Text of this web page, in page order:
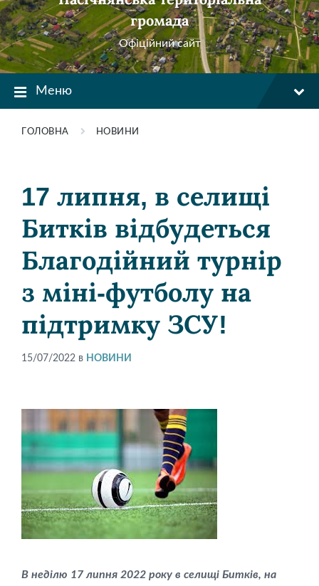
громада
Офіційний сайт
Меню
ГОЛОВНА НОВИНИ
17 липня, в селищі
Битків відбудеться
Благодійний турнір
з міні-футболу на
підтримку ЗСУ!
15/07/2022 в НОВИНИ
В неділю 17 липня 2022 року в селищі Битків, на